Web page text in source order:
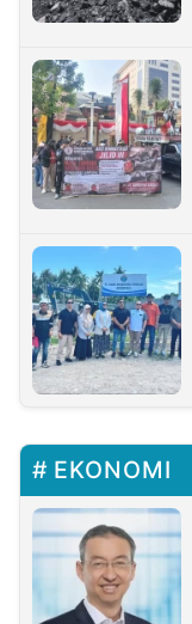
EKONOMI